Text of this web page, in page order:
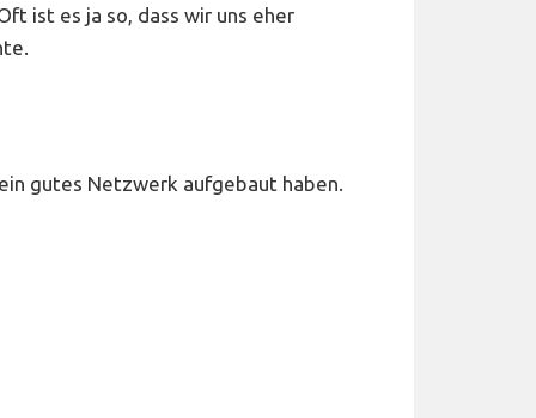
ist es ja so, dass wir uns eher
gutes Netzwerk aufgebaut haben.